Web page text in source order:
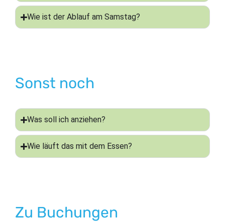
Wie ist der Ablauf am Samstag?
Sonst noch
Was soll ich anziehen?
Wie läuft das mit dem Essen?
Zu Buchungen